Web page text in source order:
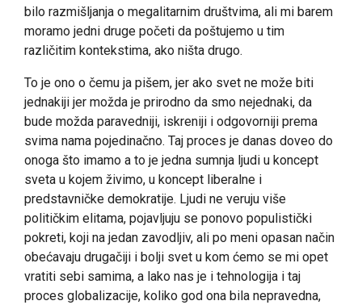
bilo razmišljanja o megalitarnim društvima, ali mi barem
moramo jedni druge početi da poštujemo u tim
različitim kontekstima, ako ništa drugo.
To je ono o čemu ja pišem, jer ako svet ne može biti
jednakiji jer možda je prirodno da smo nejednaki, da
bude možda paravedniji, iskreniji i odgovorniji prema
svima nama pojedinačno. Taj proces je danas doveo do
onoga što imamo a to je jedna sumnja ljudi u koncept
sveta u kojem živimo, u koncept liberalne i
predstavničke demokratije. Ljudi ne veruju više
političkim elitama, pojavljuju se ponovo populistički
pokreti, koji na jedan zavodljiv, ali po meni opasan način
obećavaju drugačiji i bolji svet u kom ćemo se mi opet
vratiti sebi samima, a lako nas je i tehnologija i taj
proces globalizacije, koliko god ona bila nepravedna,